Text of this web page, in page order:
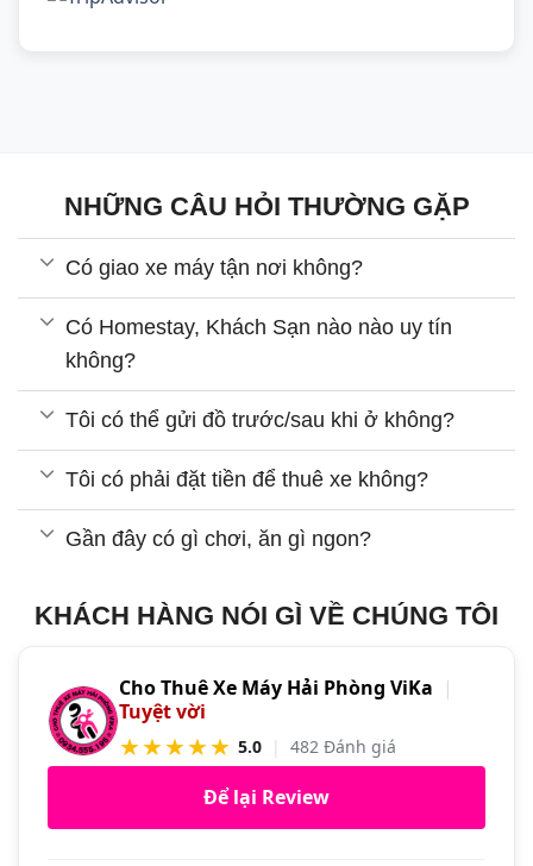
NHỮNG CÂU HỎI THƯỜNG GẶP
Có giao xe máy tận nơi không?
Có Homestay, Khách Sạn nào nào uy tín
không?
Tôi có thể gửi đồ trước/sau khi ở không?
Tôi có phải đặt tiền để thuê xe không?
Gần đây có gì chơi, ăn gì ngon?
KHÁCH HÀNG NÓI GÌ VỀ CHÚNG TÔI
Cho Thuê Xe Máy Hải Phòng ViKa |
Tuyệt vời
★★★★★ 5.0 | 482 Đánh giá
Để lại Review